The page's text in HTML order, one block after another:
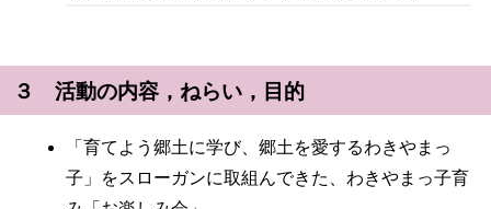
３ 活動の内容，ねらい，目的
「育てよう郷土に学び、郷土を愛するわきやまっ
子」をスローガンに取組んできた、わきやまっ子育